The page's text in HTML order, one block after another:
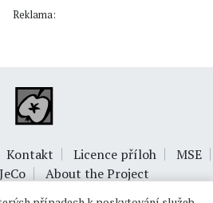
Reklama:
Kontakt Licence příloh
MSE
About the Project